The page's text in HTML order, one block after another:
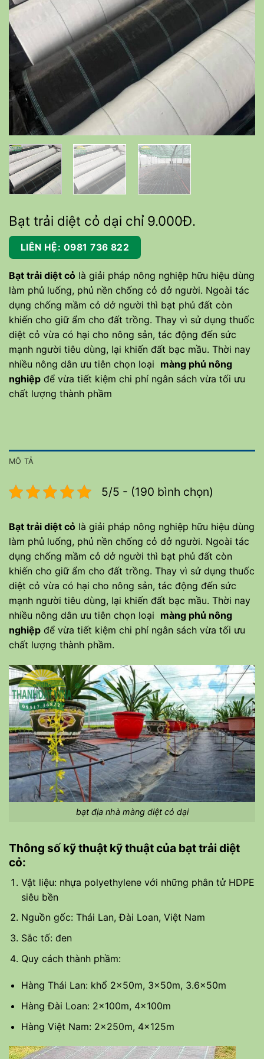
Bạt trải diệt cỏ dại chỉ 9.000Đ.
LIÊN HỆ: 0981 736 822
Bạt trải diệt cỏ là giải pháp nông nghiệp hữu hiệu dùng
làm phủ luống, phủ nền chống cỏ dở người. Ngoài tác
dụng chống mầm cỏ dở người thì bạt phủ đất còn
khiến cho giữ ẩm cho đất trồng. Thay vì sử dụng thuốc
diệt cỏ vừa có hại cho nông sản, tác động đến sức
mạnh người tiêu dùng, lại khiến đất bạc mầu. Thời nay
nhiều nông dân ưu tiên chọn loại màng phủ nông
nghiệp để vừa tiết kiệm chi phí ngân sách vừa tối ưu
chất lượng thành phầm
MÔ TẢ
5/5 - (190 bình chọn)
Bạt trải diệt cỏ là giải pháp nông nghiệp hữu hiệu dùng
làm phủ luống, phủ nền chống cỏ dở người. Ngoài tác
dụng chống mầm cỏ dở người thì bạt phủ đất còn
khiến cho giữ ẩm cho đất trồng. Thay vì sử dụng thuốc
diệt cỏ vừa có hại cho nông sản, tác động đến sức
mạnh người tiêu dùng, lại khiến đất bạc mầu. Thời nay
nhiều nông dân ưu tiên chọn loại màng phủ nông
nghiệp để vừa tiết kiệm chi phí ngân sách vừa tối ưu
chất lượng thành phầm.
bạt địa nhà màng diệt cỏ dại
Thông số kỹ thuật kỹ thuật của bạt trải diệt
cỏ:
Vật liệu: nhựa polyethylene với những phân tử HDPE
siêu bền
Nguồn gốc: Thái Lan, Đài Loan, Việt Nam
Sắc tố: đen
Quy cách thành phầm:
Hàng Thái Lan: khổ 2x50m, 3x50m, 3.6x50m
Hàng Đài Loan: 2x100m, 4x100m
Hàng Việt Nam: 2x250m, 4x125m